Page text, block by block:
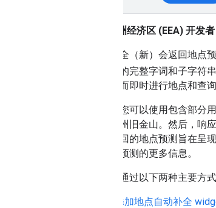
欧洲经济区 (EEA) 开发者
自动补全（新）会返回地点
据输入的完整字词和子字符
询，从而即时进行地点和查询
例如，您可以使用包含部分
福尼亚州旧金山。然后，响
厅。返回的地点预测旨在呈
的地点预测的更多信息。
您可以通过以下两种主要方
添加地点自动补全